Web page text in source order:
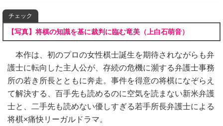
チェック
【写真】将棋の知識を基に裁判に臨む竜美（上白石萌音）
本作は、初のプロの女性棋士誕生を期待されながらも弁
護士に転向した主人公が、存続の危機に瀕する弁護士事務
所の若き所長とともに奔走。事件を得意の将棋になぞらえ
て解決する、百手先も読めるのに空気を読まない新米弁護
士と、二手先も読めない優しすぎる若手所長弁護士による
将棋×痛快リーガルドラマ。